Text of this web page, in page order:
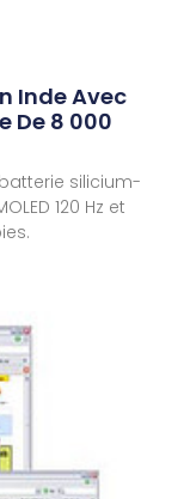
Inde Avec
De 8 000
silicium-
120 Hz et